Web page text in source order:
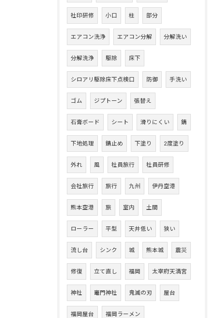
社印研修 小口 柱 部分
エアコン洗浄 エアコン分解 分解洗い
分解洗浄 駆除 床下
シロアリ駆除床下点検口 防御 手洗い
ゴム ジプトーン 張替え
石膏ボード シート 滑りにくい 錆
下地処理 錆止め 下塗り 2度塗り
外れ 風 社員旅行 社員研修
会社旅行 旅行 九州 伊丹空港
熊本空港 旅 室内 土間
ローラー 平型 天井低い 狭い
流し台 シンク 城 熊本城 震災
修復 立て直し 福岡 太宰府天満宮
神社 竈門神社 鬼滅の刃 屋台
福岡屋台 福岡ラーメン